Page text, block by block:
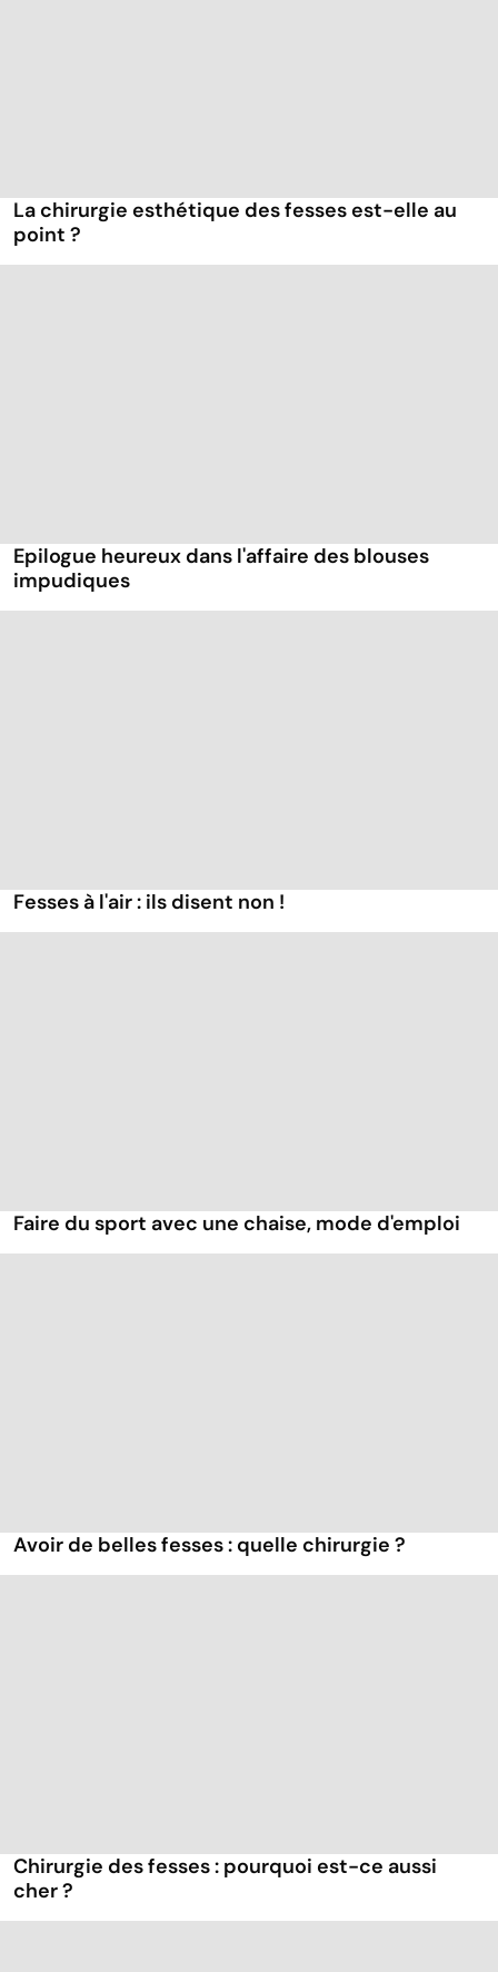
La chirurgie esthétique des fesses est-elle au
point ?
Epilogue heureux dans l'affaire des blouses
impudiques
Fesses à l'air : ils disent non !
Faire du sport avec une chaise, mode d'emploi
Avoir de belles fesses : quelle chirurgie ?
Chirurgie des fesses : pourquoi est-ce aussi
cher ?